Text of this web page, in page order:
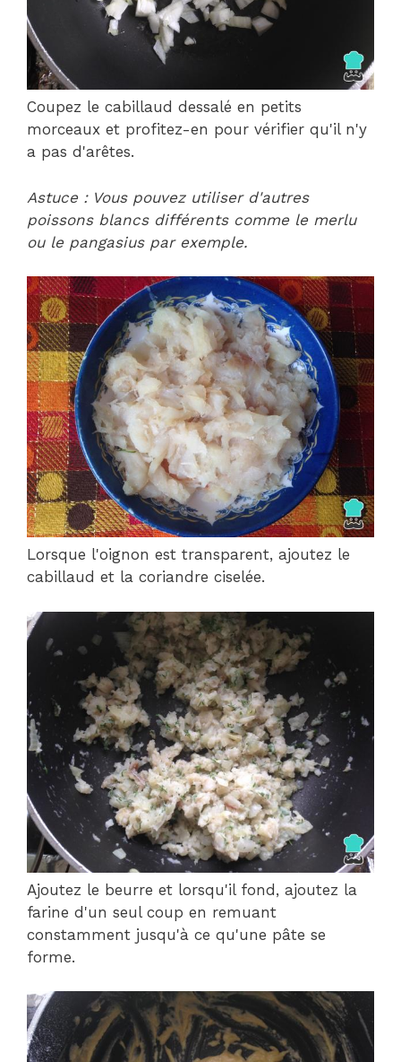
Coupez le cabillaud dessalé en petits
morceaux et profitez-en pour vérifier qu'il n'y
a pas d'arêtes.
Astuce : Vous pouvez utiliser d'autres
poissons blancs différents comme le merlu
ou le pangasius par exemple.
Lorsque l'oignon est transparent, ajoutez le
cabillaud et la coriandre ciselée.
Ajoutez le beurre et lorsqu'il fond, ajoutez la
farine d'un seul coup en remuant
constamment jusqu'à ce qu'une pâte se
forme.